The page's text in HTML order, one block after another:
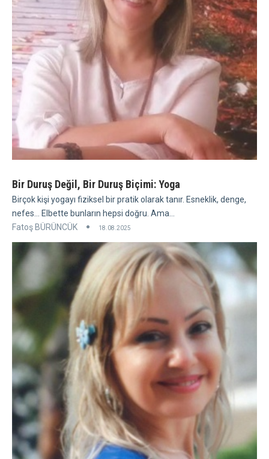
Bir Duruş Değil, Bir Duruş Biçimi: Yoga
Birçok kişi yogayı fiziksel bir pratik olarak tanır. Esneklik, denge,
nefes... Elbette bunların hepsi doğru. Ama...
Fatoş BÜRÜNCÜK
18.08.2025